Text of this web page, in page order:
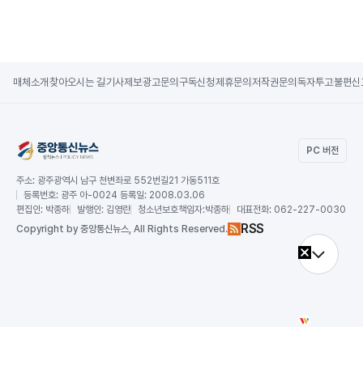
매체소개 찾아오시는 길기사제보광고문의 구독신청제휴문의 저작권문의 독자투고불편신
PC 버전
주소: 광주광역시 남구 천변좌로 552번길21 가동511호
등록번호: 광주 아-0024 등록일: 2008.03.06
편집인: 박종하 발행인: 김영란 청소년보호책임자:박종하 대표전화: 062-227-0030
Copyright by 중앙통신뉴스, All Rights Reserved. RSS